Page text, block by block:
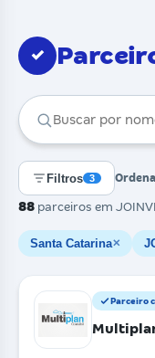
✓
Filtros 3
88 parceiros em
Santa Catarina✕
Parceiro